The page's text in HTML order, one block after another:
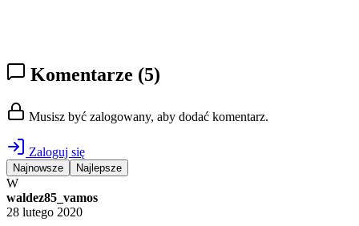
Komentarze (5)
Musisz być zalogowany, aby dodać komentarz.
Zaloguj się
Najnowsze Najlepsze
W
waldez85_vamos
28 lutego 2020